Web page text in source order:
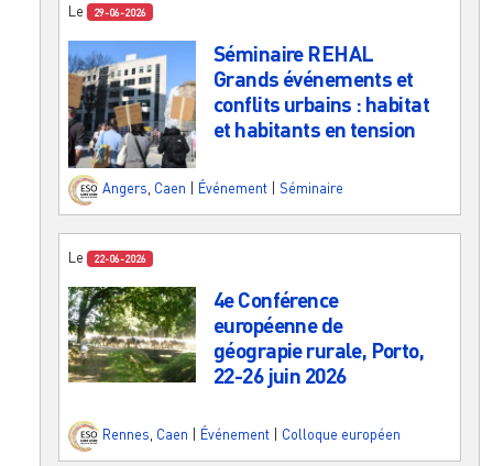
Le 29-06-2026
Séminaire REHAL
Grands événements et
conflits urbains : habitat
et habitants en tension
Angers Caen Événement Séminaire
Le 22-06-2026
4e Conférence
européenne de
géograpie rurale, Porto,
22-26 juin 2026
Rennes, Caen Événement Colloque européen